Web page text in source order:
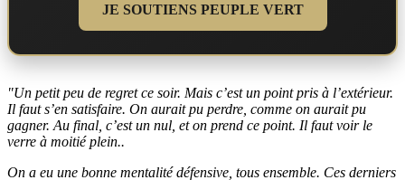
JE SOUTIENS PEUPLE VERT
"Un petit peu de regret ce soir. Mais c’est un point pris à l’extérieur.
Il faut s’en satisfaire. On aurait pu perdre, comme on aurait pu
gagner. Au final, c’est un nul, et on prend ce point. Il faut voir le
verre à moitié plein..
On a eu une bonne mentalité défensive, tous ensemble. Ces derniers